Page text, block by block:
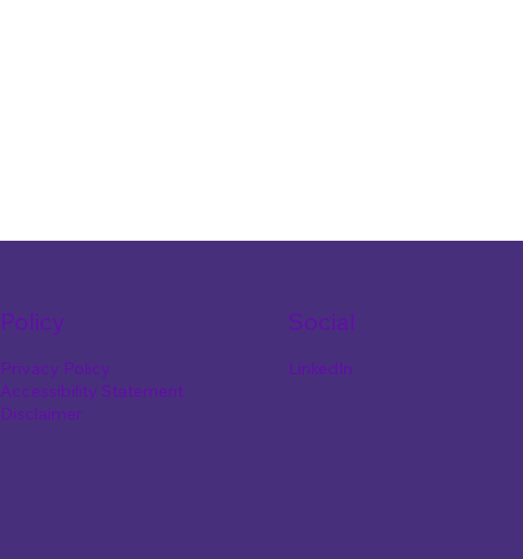
Policy
Privacy Policy
Accessibility Statement
Disclaimer
Social
LinkedIn